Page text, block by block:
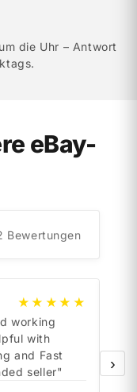
die Uhr – Antwort
eBay-
Bewertungen
★★★★★
working
with
and Fast
seller"
›